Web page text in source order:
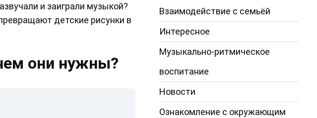
и заиграли музыкой?
детские рисунки в
они нужны?
Взаимодействие с семьёй
Интересное
Музыкально-ритмическое
воспитание
Новости
Ознакомление с окружающим